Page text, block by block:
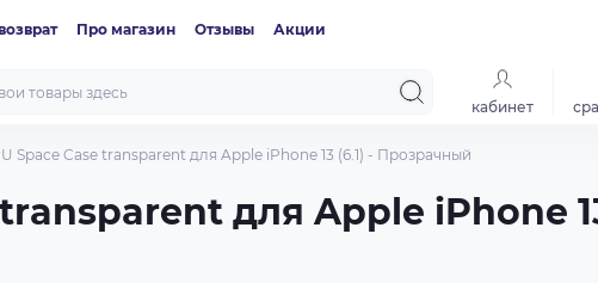
Про магазин Отзывы Акции
кабинет
Space Case transparent для Apple iPhone 13 (6.1) - Прозрачный
для Apple iPhone